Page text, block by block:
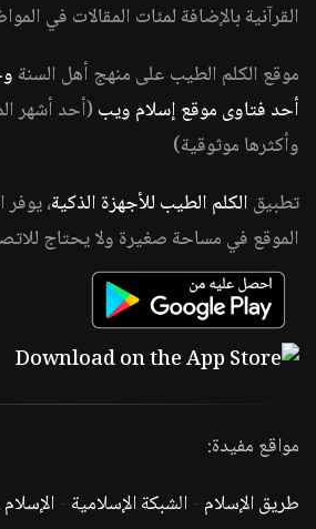
القرآنية بالإضافة لمئات المقالات في
موقع الكلم الطيب على منهج أهل السنة
أحد فتاوى موقع إسلام ويب (أحد أشهر
وأكثرها موثوقية)
تطبيق الكلم الطيب للأجهزة الذكية،
الموقع في مساحة صغيرة ولا يحتاج
مواقع مفيدة:
طريق الإسلام -الشبكة الإسلامية -